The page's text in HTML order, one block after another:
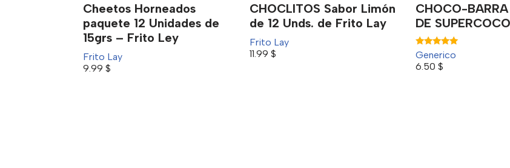
Cheetos Horneados
paquete 12 Unidades de
15grs – Frito Ley
Frito Lay
9.99 $
CHOCLITOS Sabor Limón
de 12 Unds. de Frito Lay
Frito Lay
11.99 $
CHOCO-
DE SUPERCOCO
Valorado
con
5.00
Generico
6.50$